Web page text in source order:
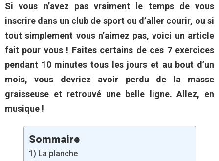
Si vous n’avez pas vraiment le temps de vous
inscrire dans un club de sport ou d’aller courir, ou si
tout simplement vous n’aimez pas, voici un article
fait pour vous ! Faites certains de ces 7 exercices
pendant 10 minutes tous les jours et au bout d’un
mois, vous devriez avoir perdu de la masse
graisseuse et retrouvé une belle ligne. Allez, en
musique !
Sommaire
1) La planche